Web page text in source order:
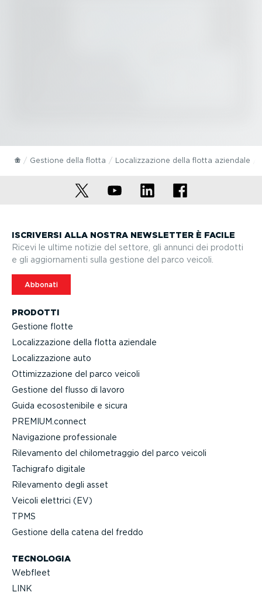
Gestione della flotta Localiz­za­zione della flotta aziendale
PRODOTTI
Gestione flotte
Localiz­za­zione della flotta aziendale
Localiz­za­zione auto
Ottimiz­za­zione del parco veicoli
Gestione del flusso di lavoro
Guida ecoso­ste­nibile e sicura
PREMIUM.connect
Navigazione profes­sionale
Rilevamento del chilo­me­traggio del parco veicoli
Tachigrafo digitale
Rilevamento degli asset
Veicoli elettrici (EV)
TPMS
Gestione della catena del freddo
TECNOLOGIA
Webfleet
LINK
ISCRIVERSI ALLA NOSTRA NEWSLETTER È FACILE
Ricevi le ultime notizie del settore, gli annunci dei prodotti
e gli aggior­na­menti sulla gestione del parco veicoli.
Abbonati